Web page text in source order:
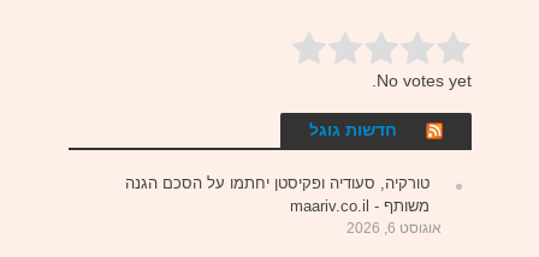
Rate this item:
Submit Rating
No votes yet.
חדשות גוגל
טורקיה, סעודיה ופקיסטן יחתמו על הסכם הגנה
משותף - maariv.co.il
אוגוסט 6, 2026